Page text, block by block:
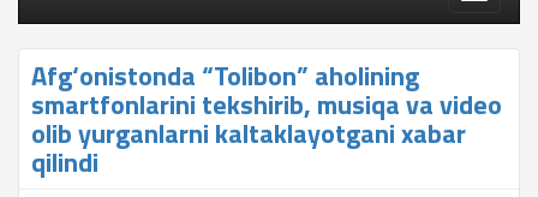
Afg‘onistonda “Tolibon” aholining
smartfonlarini tekshirib, musiqa va video
olib yurganlarni kaltaklayotgani xabar
qilindi